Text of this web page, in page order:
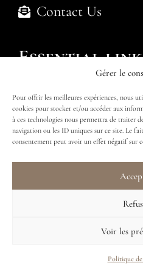
Gérer le
Pour offrir les meilleures expériences, nous
cookies pour stocker et/ou accéder aux
à ces technologies nous permettra de traiter
navigation ou les ID uniques sur ce site. Le
consentement peut avoir un effet négatif sur
Voir les
Politique
Contact Us
Essential
Submit an enquiry
Follow us